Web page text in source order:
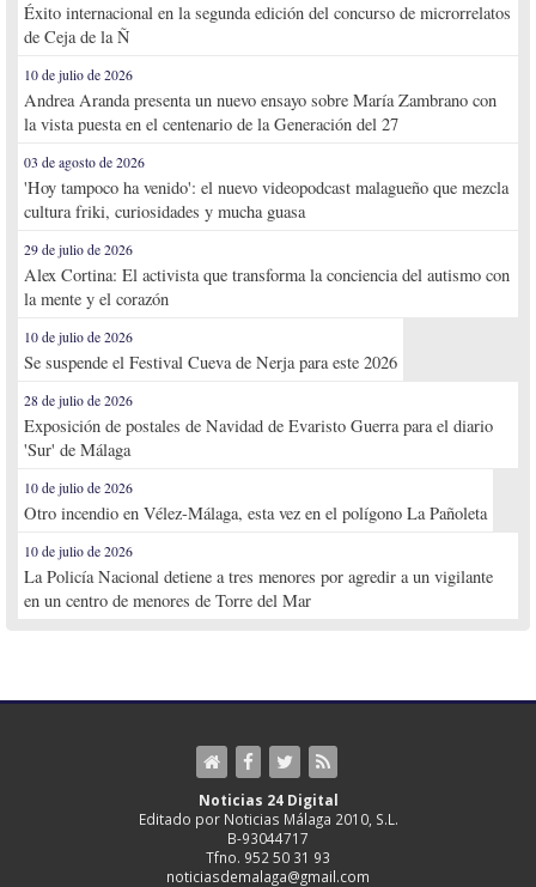
Éxito internacional en la segunda edición del concurso de microrrelatos
de Ceja de la Ñ
10 de julio de 2026
Andrea Aranda presenta un nuevo ensayo sobre María Zambrano con
la vista puesta en el centenario de la Generación del 27
03 de agosto de 2026
'Hoy tampoco ha venido': el nuevo videopodcast malagueño que mezcla
cultura friki, curiosidades y mucha guasa
29 de julio de 2026
Alex Cortina: El activista que transforma la conciencia del autismo con
la mente y el corazón
10 de julio de 2026
Se suspende el Festival Cueva de Nerja para este 2026
28 de julio de 2026
Exposición de postales de Navidad de Evaristo Guerra para el diario
'Sur' de Málaga
10 de julio de 2026
Otro incendio en Vélez-Málaga, esta vez en el polígono La Pañoleta
10 de julio de 2026
La Policía Nacional detiene a tres menores por agredir a un vigilante
en un centro de menores de Torre del Mar
Noticias 24 Digital
Editado por Noticias Málaga 2010, S.L.
B-93044717
Tfno. 952 50 31 93
noticiasdemalaga@gmail.com